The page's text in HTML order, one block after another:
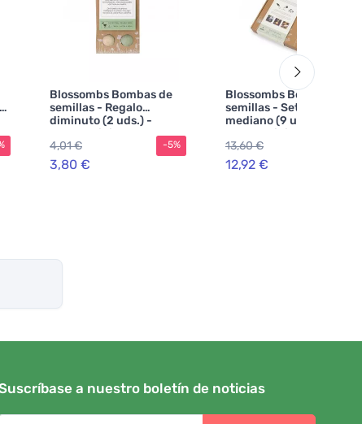
Blossombs Bombas de
semillas - Regalo
diminuto (2 uds.) -
regalo original y
práctico a la vez
4,01 €
3,80 €
-5%
Blossombs Bombas de
semillas - Set de regalo
mediano (9 unidades) -
regalo original y
práctico a la vez
13,60 €
12,92 €
a nuestro boletín de noticias